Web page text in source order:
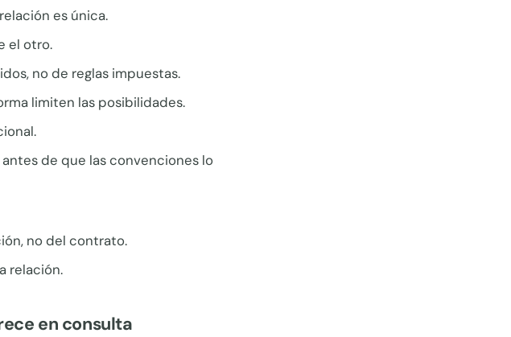
es única.
el otro.
no de reglas impuestas.
limiten las posibilidades.
de que las convenciones lo
no del contrato.
relación.
en consulta